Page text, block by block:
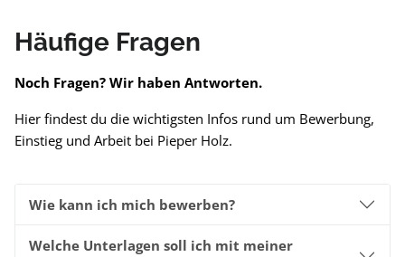
Häufige Fragen
Noch Fragen? Wir haben Antworten.
Hier findest du die wichtigsten Infos rund um Bewerbung,
Einstieg und Arbeit bei Pieper Holz.
Wie kann ich mich bewerben?
Welche Unterlagen soll ich mit meiner